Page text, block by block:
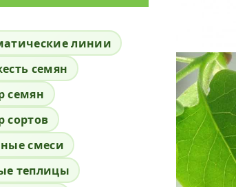
линии
семян
семян
сортов
смеси
теплицы